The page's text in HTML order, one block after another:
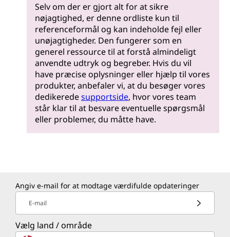
Selv om der er gjort alt for at sikre
nøjagtighed, er denne ordliste kun til
referenceformål og kan indeholde fejl eller
unøjagtigheder. Den fungerer som en
generel ressource til at forstå almindeligt
anvendte udtryk og begreber. Hvis du vil
have præcise oplysninger eller hjælp til vores
produkter, anbefaler vi, at du besøger vores
dedikeredesupportside, hvor vores team
står klar til at besvare eventuelle spørgsmål
eller problemer, du måtte have.
Angiv e-mail for at modtage værdifulde opdateringer
E-mail
Vælg land / område